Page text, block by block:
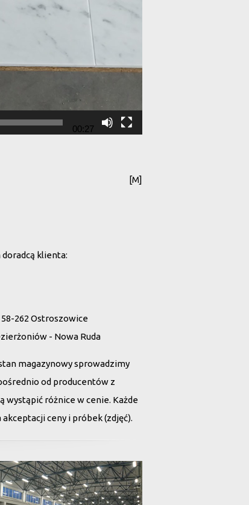
00:27
[M]
klienta:
58-262 Ostroszowice
- Nowa Ruda
magazynowy sprowadzimy
od producentów z
wystąpić różnice w cenie. Każde
ceny i próbek (zdjęć).